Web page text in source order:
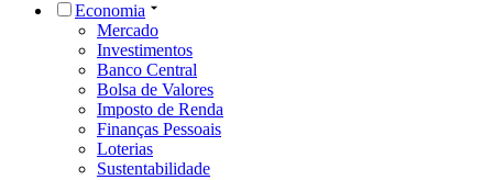
Economia
Mercado
Investimentos
Banco Central
Bolsa de Valores
Imposto de Renda
Finanças Pessoais
Loterias
Sustentabilidade